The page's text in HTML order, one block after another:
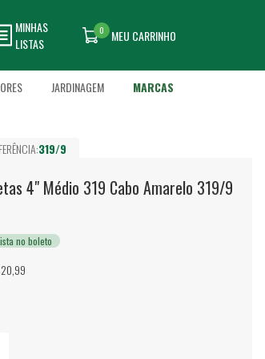
MINHAS
LISTAS
MEU CARRINHO
0
JARDINAGEM MARCAS
319/9
4" Médio 319 Cabo Amarelo 319/9
no boleto